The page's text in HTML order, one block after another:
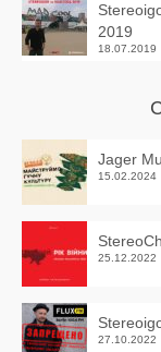
2019
18.07.2019
Jager
15.02.2024
25.12.2022
27.10.2022